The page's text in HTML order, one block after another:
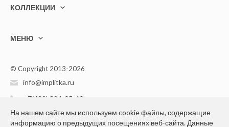
КОЛЛЕКЦИИ
МЕНЮ
© Copyright 2013-2026
info@implitka.ru
+7(499) 394-05-40
На нашем сайте мы используем cookie файлы, содержащие
информацию о предыдущих посещениях веб-сайта. Данные